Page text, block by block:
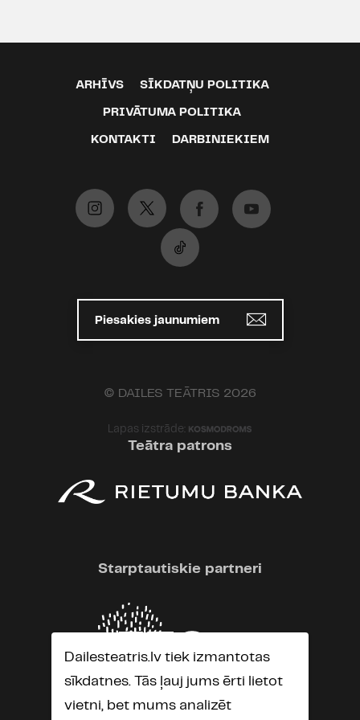
ARHĪVS SĪKDATŅU POLITIKA
PRIVĀTUMA POLITIKA
KONTAKTI DARBINIEKIEM
Piesakies jaunumiem
© DAILES TEĀTRIS 2026
Lapas izstrāde:
Teātra patrons
Starptautiskie partneri
Dailesteatris.lv tiek izmantotas
sīkdatnes. Tās ļauj jums ērti lietot
vietni, bet mums analizēt